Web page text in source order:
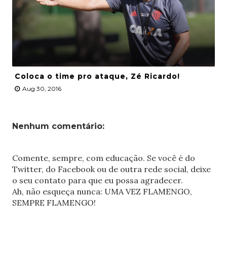
Coloca o time pro ataque, Zé Ricardo!
Aug 30, 2016
Nenhum comentário:
Comente, sempre, com educação. Se você é do
Twitter, do Facebook ou de outra rede social, deixe
o seu contato para que eu possa agradecer.
Ah, não esqueça nunca: UMA VEZ FLAMENGO,
SEMPRE FLAMENGO!